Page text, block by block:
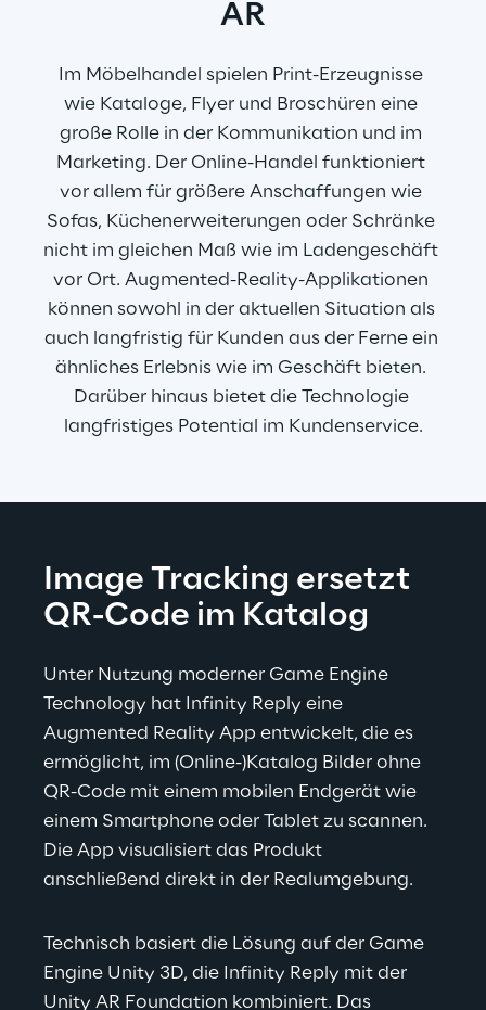
AR
Im Möbelhandel spielen Print-Erzeugnisse
wie Kataloge, Flyer und Broschüren eine
große Rolle in der Kommunikation und im
Marketing. Der Online-Handel funktioniert
vor allem für größere Anschaffungen wie
Sofas, Küchenerweiterungen oder Schränke
nicht im gleichen Maß wie im Ladengeschäft
vor Ort. Augmented-Reality-Applikationen
können sowohl in der aktuellen Situation als
auch langfristig für Kunden aus der Ferne ein
ähnliches Erlebnis wie im Geschäft bieten.
Darüber hinaus bietet die Technologie
langfristiges Potential im Kundenservice.
Image Tracking ersetzt
QR-Code im Katalog
Unter Nutzung moderner Game Engine
Technology hat Infinity Reply eine
Augmented Reality App entwickelt, die es
ermöglicht, im (Online-)Katalog Bilder ohne
QR-Code mit einem mobilen Endgerät wie
einem Smartphone oder Tablet zu scannen.
Die App visualisiert das Produkt
anschließend direkt in der Realumgebung.
Technisch basiert die Lösung auf der Game
Engine Unity 3D, die Infinity Reply mit der
Unity AR Foundation kombiniert. Das